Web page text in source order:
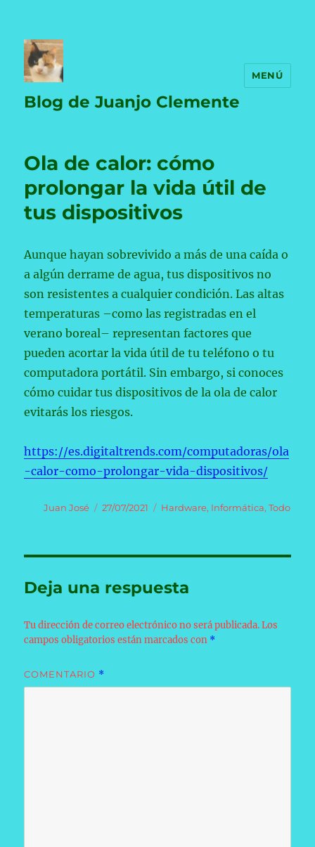
Blog de Juanjo Clemente
MENÚ
Ola de calor: cómo
prolongar la vida útil de
tus dispositivos
Aunque hayan sobrevivido a más de una caída o
a algún derrame de agua, tus dispositivos no
son resistentes a cualquier condición. Las altas
temperaturas –como las registradas en el
verano boreal– representan factores que
pueden acortar la vida útil de tu teléfono o tu
computadora portátil. Sin embargo, si conoces
cómo cuidar tus dispositivos de la ola de calor
evitarás los riesgos.
https://es.digitaltrends.com/computadoras/ola
-calor-como-prolongar-vida-dispositivos/
Autor
Juan José
Publicado
27/07/2021 Categorías
Hardware, Informática,Todo
Deja una respuesta
Tu dirección de correo electrónico no será publicada. Los
campos obligatorios están marcados con *
COMENTARIO *